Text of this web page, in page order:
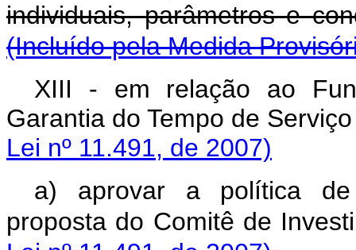
individuais, parâmetros e
(Incluído pela Medida
XIII - em relação ao
Garantia do Tempo de
Lei nº 11.491, de 2007)
a) aprovar a política de
proposta do Comitê